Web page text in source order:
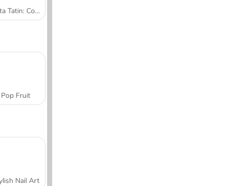
Tarta Tatin: Cocina con Sara
Pop Fruit
Nail Art